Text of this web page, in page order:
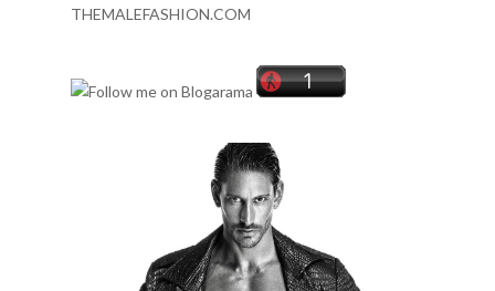
THEMALEFASHION.COM